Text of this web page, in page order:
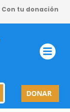
Con tu donación
DONAR